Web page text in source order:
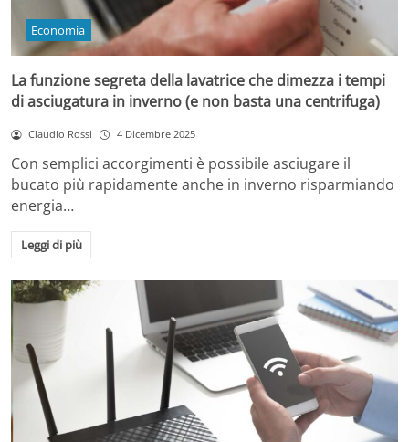
Economia
La funzione segreta della lavatrice che dimezza i tempi
di asciugatura in inverno (e non basta una centrifuga)
Claudio Rossi 4 Dicembre 2025
Con semplici accorgimenti è possibile asciugare il
bucato più rapidamente anche in inverno risparmiando
energia…
Leggi di più